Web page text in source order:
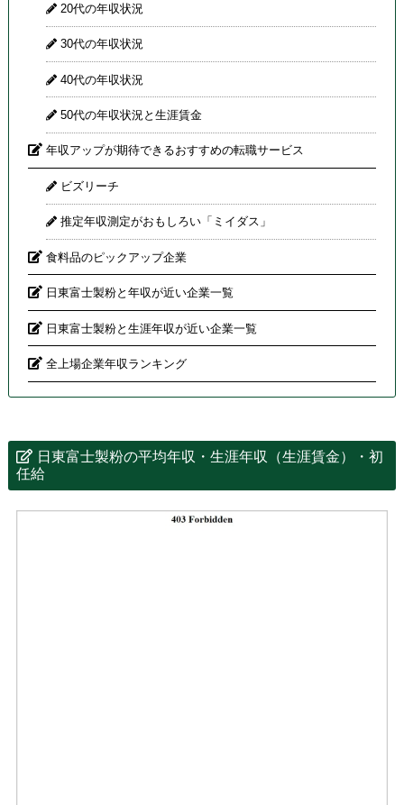
20代の年収状況
30代の年収状況
40代の年収状況
50代の年収状況と生涯賃金
年収アップが期待できるおすすめの転職サービス
ビズリーチ
推定年収測定がおもしろい「ミイダス」
食料品のピックアップ企業
日東富士製粉と年収が近い企業一覧
日東富士製粉と生涯年収が近い企業一覧
全上場企業年収ランキング
日東富士製粉の平均年収・生涯年収（生涯賃金）・初
任給